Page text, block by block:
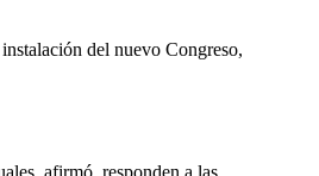
del nuevo Congreso,
afirmó, responden a las